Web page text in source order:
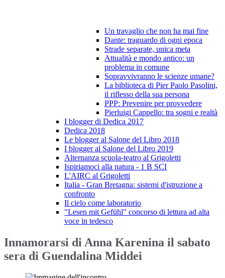
Un travaglio che non ha mai fine
Dante: traguardo di ogni epoca
Strade separate, unica meta
Attualità e mondo antico: un
problema in comune
Sopravvivranno le scienze umane?
La biblioteca di Pier Paolo Pasolini,
il riflesso della sua persona
PPP: Prevenire per provvedere
Pierluigi Cappello: tra sogni e realtà
I blogger di Dedica 2017
Dedica 2018
Le blogger al Salone del Libro 2018
I blogger al Salone del Libro 2019
Alternanza scuola-teatro al Grigoletti
Ispiriamoci alla natura - 1 B SCI
L'AIRC al Grigoletti
Italia - Gran Bretagna: sistemi d'istruzione a
confronto
Il cielo come laboratorio
"Lesen mit Gefühl" concorso di lettura ad alta
voce in tedesco
Innamorarsi di Anna Karenina il sabato
sera di Guendalina Middei